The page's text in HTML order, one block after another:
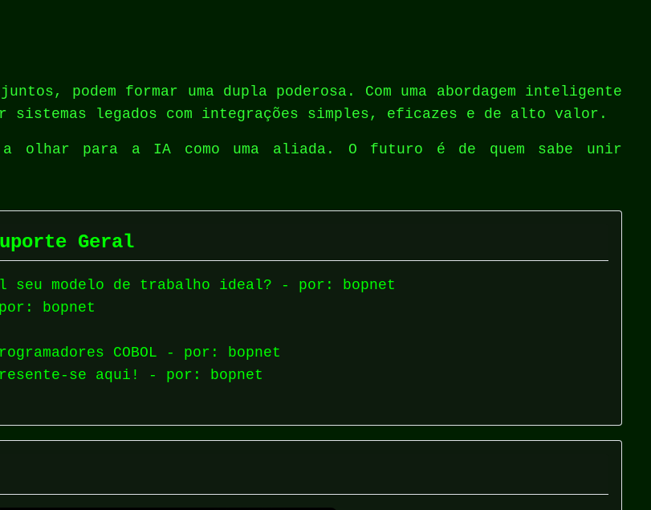
podem formar uma dupla poderosa. Com uma abordagem inteligente
sistemas legados com integrações simples, eficazes e de alto valor.
a olhar para a IA como uma aliada. O futuro é de quem sabe unir
Geral
seu modelo de trabalho ideal? - por: bopnet
bopnet
COBOL - por: bopnet
se aqui! - por: bopnet